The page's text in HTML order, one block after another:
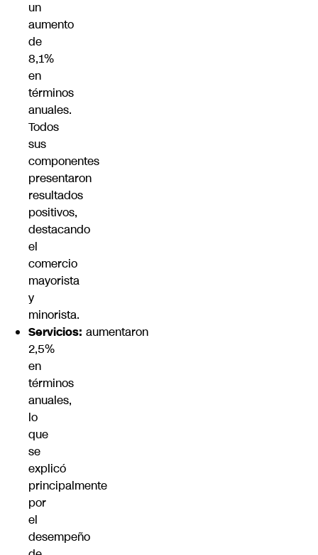
un
aumento
de
8,1%
en
términos
anuales.
Todos
sus
componentes
presentaron
resultados
positivos,
destacando
el
comercio
mayorista
y
minorista.
Servicios: aumentaron
2,5%
en
términos
anuales,
lo
que
se
explicó
principalmente
por
el
desempeño